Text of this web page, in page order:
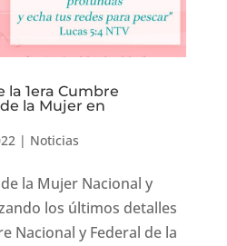
la 1era Cumbre
la Mujer en
| Noticias
la Mujer Nacional y
los últimos detalles
Nacional y Federal de la